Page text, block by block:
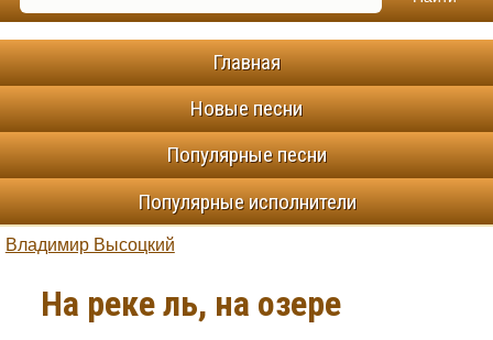
Главная
Новые песни
Популярные песни
Популярные исполнители
Владимир Высоцкий
На реке ль, на озере